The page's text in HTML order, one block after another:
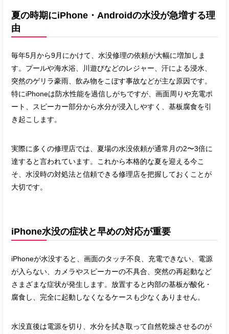
夏の時期にiPhone・Androidの水没が急増する理
由
毎年5月から9月にかけて、水没修理の依頼が大幅に増加しま
す。プールや海水浴、川遊びなどのレジャー、汗による浸水、
突然のゲリラ豪雨、飲み物をこぼす事故などが主な原因です。
特にiPhoneは防水性能を過信しがちですが、画面周りや充電ポ
ート、スピーカー部分から水分が浸入しやすく、基板腐食を引
き起こします。
実際に多くの修理店では、夏場の水没依頼が通常月の2〜3倍に
達すると言われています。これから本格的な夏を迎える今こ
そ、水没時の対処法と信頼できる修理店を把握しておくことが
大切です。
iPhone水没の症状と早めの対応が重要
iPhoneが水没すると、画面のタッチ不良、充電できない、電源
が入らない、カメラやスピーカーの不具合、突然の再起動など
さまざまな症状が発生します。放置すると内部の基板が酸化・
腐食し、完全に起動しなくなるケースも少なくありません。
水没直後は電源を切り、水分を拭き取って自然乾燥させるのが